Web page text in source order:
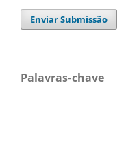
Enviar Submissão
Palavras-chave